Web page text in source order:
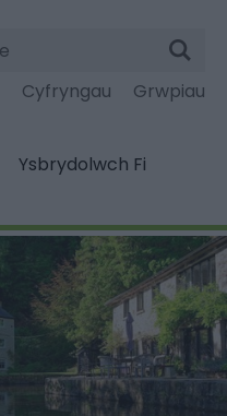
Cyfryngau Grwpiau
Ysbrydolwch Fi